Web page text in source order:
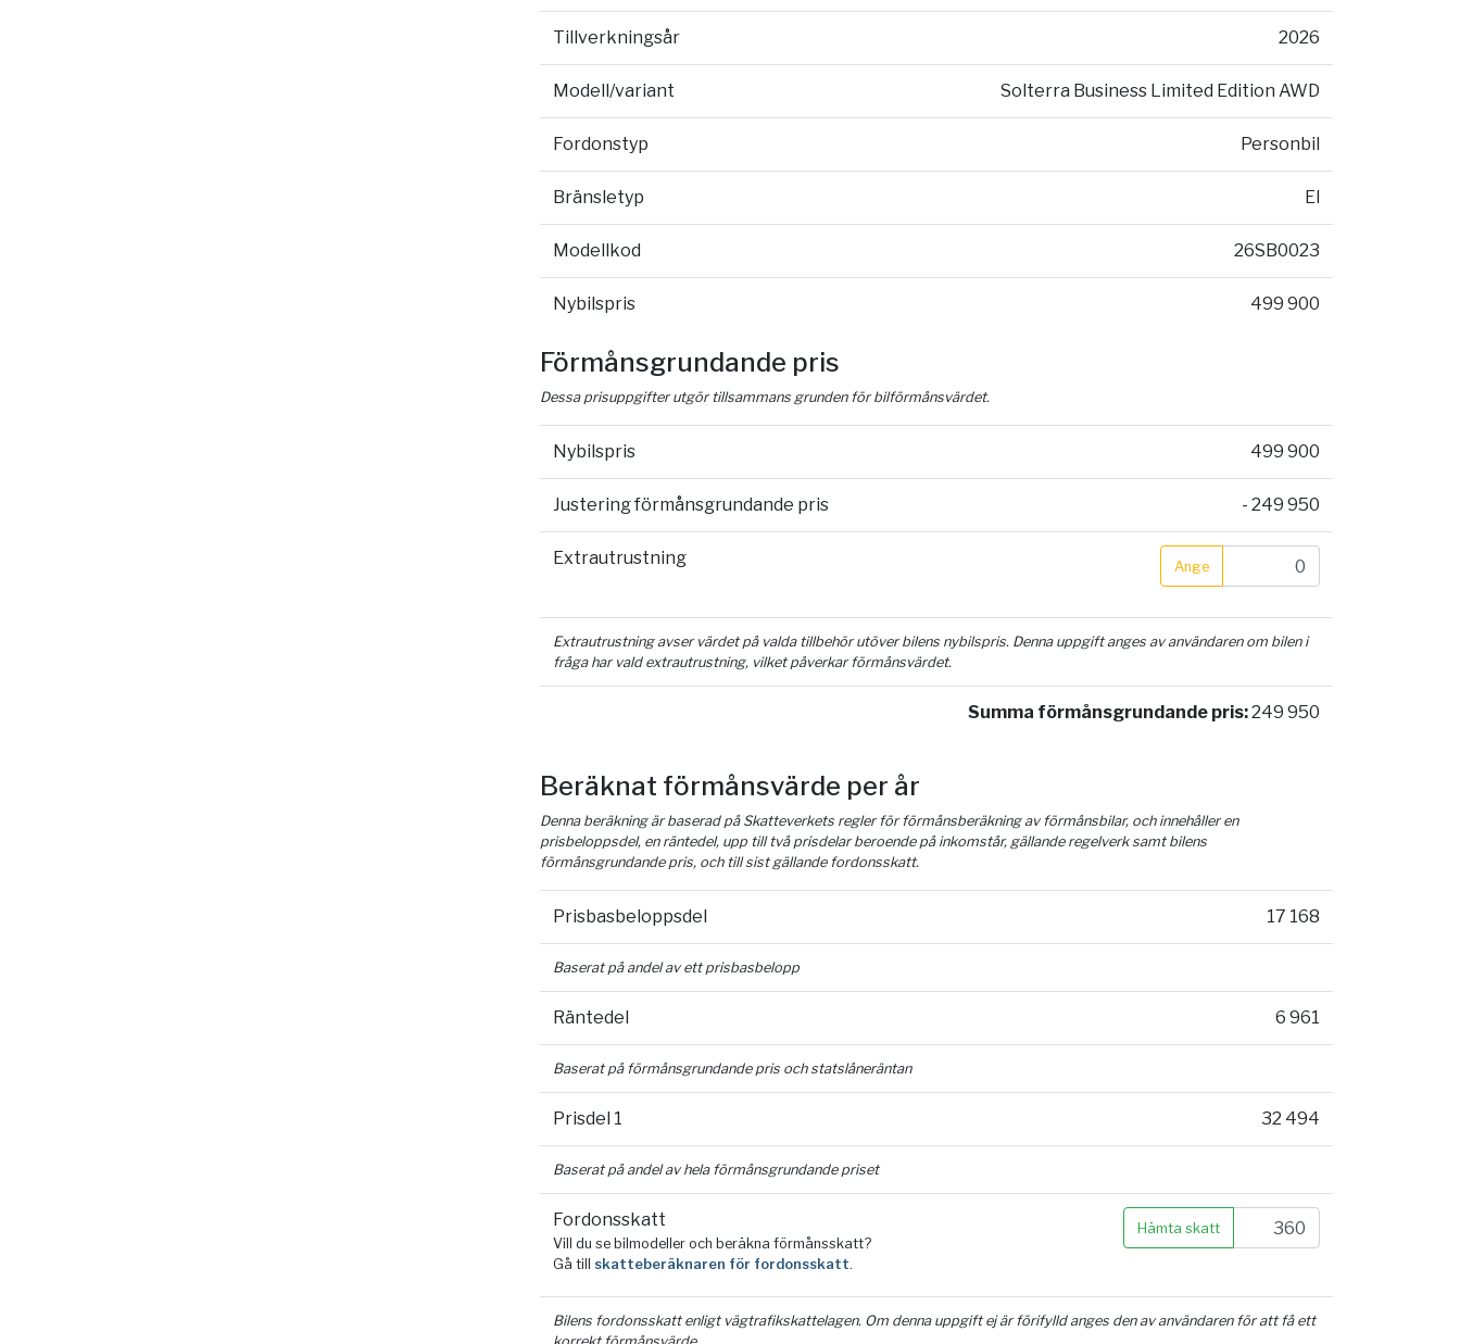
Tillverkningsår 2026
Modell/variant Solterra Business Limited Edition AWD
Fordonstyp Personbil
Bränsletyp El
Modellkod 26SB0023
Nybilspris 499 900
Förmånsgrundande pris
Dessa prisuppgifter utgör tillsammans grunden för bilförmånsvärdet.
Nybilspris 499 900
Justering förmånsgrundande pris - 249 950
Extrautrustning Ange
Extrautrustning avser värdet på valda tillbehör utöver bilens nybilspris. Denna uppgift anges av användaren om bilen i
fråga har vald extrautrustning, vilket påverkar förmånsvärdet.
Summa förmånsgrundande pris:249 950
Beräknat förmånsvärde per år
Denna beräkning är baserad på Skatteverkets regler för förmånsberäkning av förmånsbilar, och innehåller en
prisbeloppsdel, en räntedel, upp till två prisdelar beroende på inkomstår, gällande regelverk samt bilens
förmånsgrundande pris, och till sist gällande fordonsskatt.
Prisbasbeloppsdel 17 168
Baserat på andel av ett prisbasbelopp
Räntedel 6 961
Baserat på förmånsgrundande pris och statslåneräntan
Prisdel 1 32 494
Baserat på andel av hela förmånsgrundande priset
Fordonsskatt
Vill du se bilmodeller och beräkna förmånsskatt?
Gå till skatteberäknaren för fordonsskatt.
Hämta skatt
Bilens fordonsskatt enligt vägtrafikskattelagen. Om denna uppgift ej är förifylld anges den av användaren för att få ett